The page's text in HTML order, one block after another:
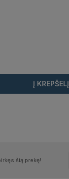
Į KREPŠELĮ
šią prekę!